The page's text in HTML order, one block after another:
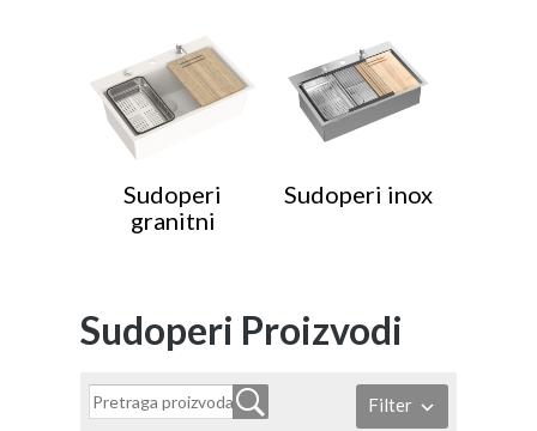
Sudoperi
granitni
Sudoperi inox
Sudoperi Proizvodi
Filter